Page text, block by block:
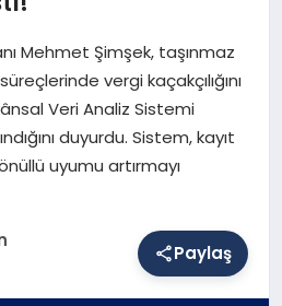
Mehmet Şimşek, taşınmaz
vergi kaçakçılığını
Veri Analiz Sistemi
duyurdu. Sistem, kayıt
uyumu artırmayı
Paylaş